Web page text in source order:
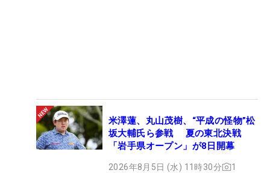
米澤蓮、丸山茂樹、“平成の怪物”松
坂大輔氏ら参戦 夏の東北決戦
「岩手県オープン」が8日開幕
2026年8月5日 (水) 11時30分 1